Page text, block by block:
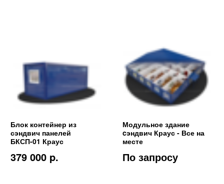
Блок контейнер из
сэндвич панелей
БКСП-01 Краус
379 000 p.
Модульное здание
cэндвич Краус - Все на
месте
По запросу